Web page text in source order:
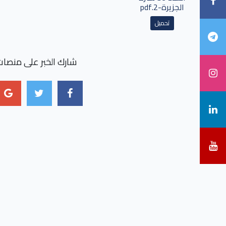
الجزيرة-2.pdf
تحميل
شارك الخبر على